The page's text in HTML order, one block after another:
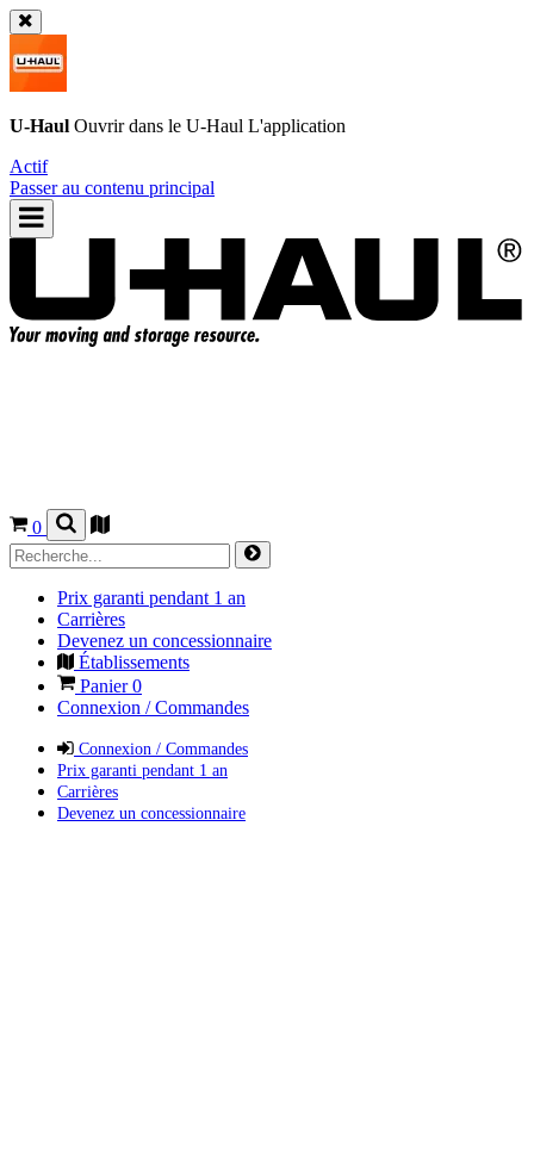
U-Haul Ouvrir dans le U-Haul L'application
Actif
Passer au contenu principal
0
Prix garanti pendant 1 an
Carrières
Devenez un concessionnaire
Établissements
Panier0
Connexion / Commandes
Connexion / Commandes
Prix garanti pendant 1 an
Carrières
Devenez un concessionnaire